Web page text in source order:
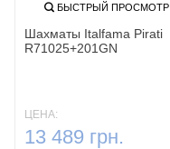
БЫСТРЫЙ ПРОСМОТР
Шахматы Italfama Pirati
R71025+201GN
ЦЕНА:
13 489 грн.